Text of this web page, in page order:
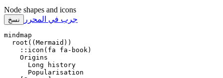
Node shapes and icons
نسخ جرب في المحرر
mindmap
  root((Mermaid))
    ::icon(fa fa-book)
    Origins
      Long history
      Popularisation